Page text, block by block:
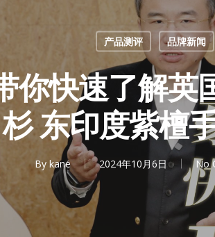
产品测评 品牌新闻
你快速了解
杉 东印度紫檀
By kane 2024年10月6日 No